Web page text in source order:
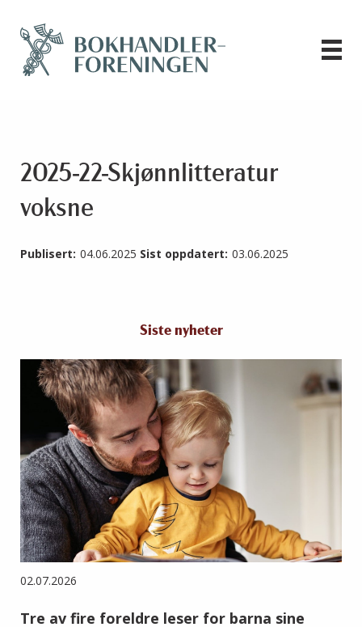
2025-22-Skjønnlitteratur
voksne
Publisert: 04.06.2025 Sist oppdatert: 03.06.2025
Siste nyheter
02.07.2026
Tre av fire foreldre leser for barna sine